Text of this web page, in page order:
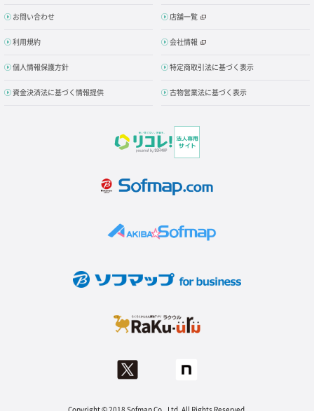
お問い合わせ 店舗一覧
利用規約 会社情報
個人情報保護方針 特定商取引法に基づく表示
資金決済法に基づく情報提供 古物営業法に基づく表示